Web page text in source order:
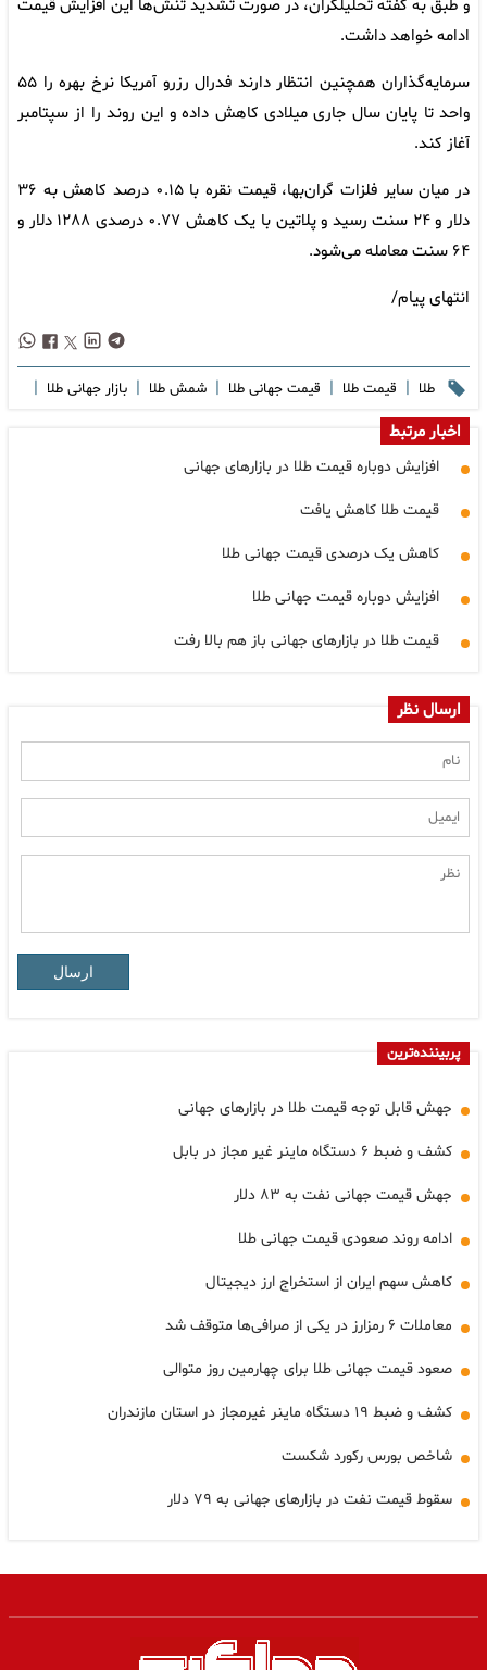
و طبق به گفته تحلیلگران، در صورت تشدید تنش‌ها این افزایش قیمت
ادامه خواهد داشت.
سرمایه‌گذاران همچنین انتظار دارند فدرال رزرو آمریکا نرخ بهره را ۵۵
واحد تا پایان سال جاری میلادی کاهش داده و این روند را از سپتامبر
آغاز کند.
در میان سایر فلزات گران‌بها، قیمت نقره با ۰.۱۵ درصد کاهش به ۳۶
دلار و ۲۴ سنت رسید و پلاتین با یک کاهش ۰.۷۷ درصدی ۱۲۸۸ دلار و
۶۴ سنت معامله می‌شود.
انتهای پیام/
طلا | قیمت طلا | قیمت جهانی طلا | شمش طلا | بازار جهانی طلا |
اخبار مرتبط
افزایش دوباره قیمت طلا در بازارهای جهانی
قیمت طلا کاهش یافت
کاهش یک درصدی قیمت جهانی طلا
افزایش دوباره قیمت جهانی طلا
قیمت طلا در بازارهای جهانی باز هم بالا رفت
ارسال نظر
ارسال
پربیننده‌ترین
جهش قابل توجه قیمت طلا در بازارهای جهانی
کشف و ضبط ۶ دستگاه ماینر غیر مجاز در بابل
جهش قیمت جهانی نفت به ۸۳ دلار
ادامه روند صعودی قیمت جهانی طلا
کاهش سهم ایران از استخراج ارز دیجیتال
معاملات ۶ رمزارز در یکی از صرافی‌ها متوقف شد
صعود قیمت جهانی طلا برای چهارمین روز متوالی
کشف و ضبط ۱۹ دستگاه ماینر غیرمجاز در استان مازندران
شاخص بورس رکورد شکست
سقوط قیمت نفت در بازارهای جهانی به ۷۹ دلار